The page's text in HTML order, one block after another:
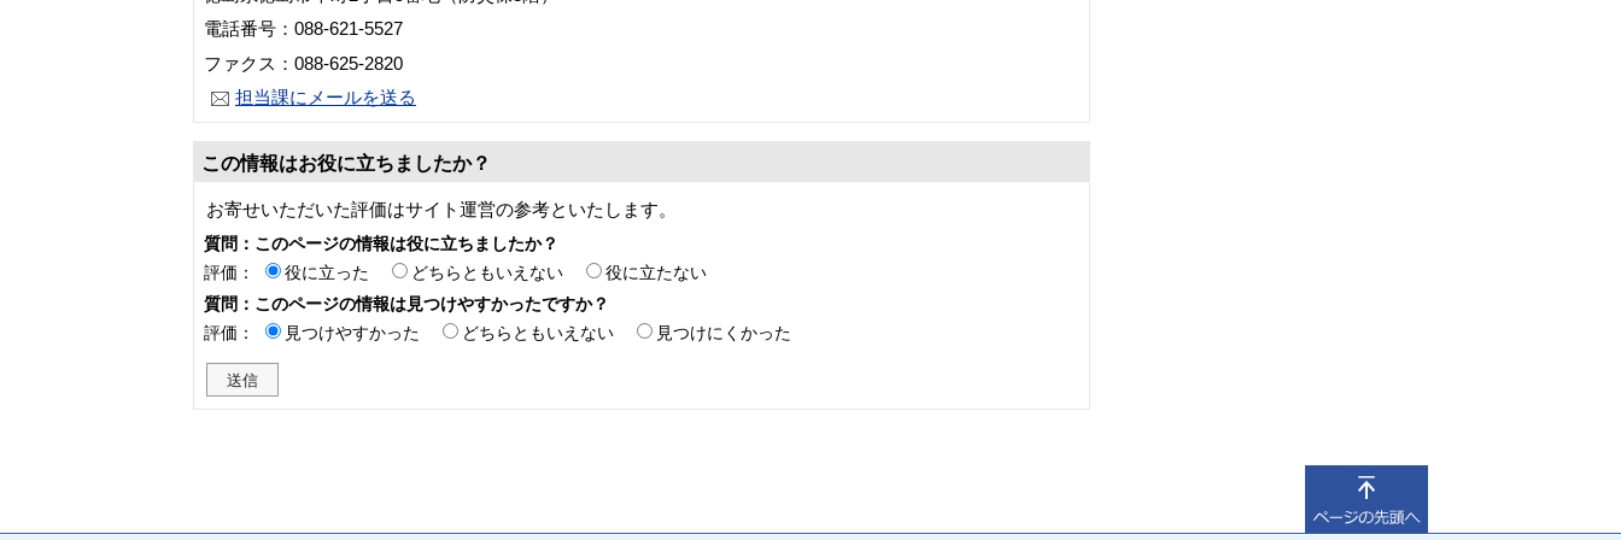
電話番号：088-621-5527
ファクス：088-625-2820
担当課にメールを送る
この情報はお役に立ちましたか？
お寄せいただいた評価はサイト運営の参考といたします。
質問：このページの情報は役に立ちましたか？
評価：
役に立った どちらともいえない
役に立たない
質問：このページの情報は見つけやすかったですか？
評価：
見つけやすかった どちらともいえない 見つけにくかった